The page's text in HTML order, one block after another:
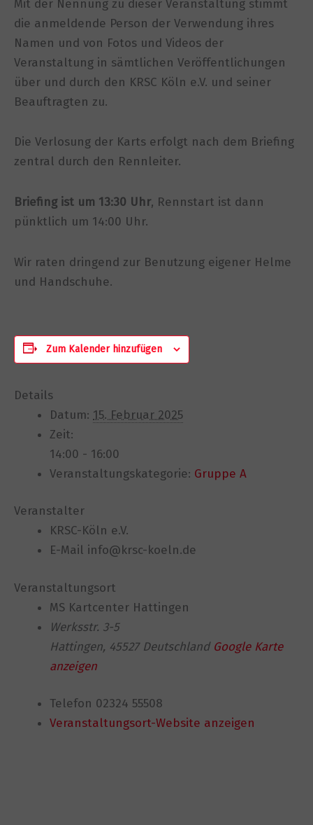
Mit der Nennung zu dieser Veranstaltung stimmt
die anmeldende Person der Verwendung ihres
Namen und von Fotos und Videos der
Veranstaltung in sämtlichen Veröffentlichungen
über und durch den KRSC Köln e.V. und seiner
Beauftragten zu.
Die Verlosung der Karts erfolgt nach dem Briefing
zentral durch den Rennleiter.
Briefing ist um 13:30 Uhr, Rennstart ist dann
pünktlich um 14:00 Uhr.
Wir raten dringend zur Benutzung eigener Helme
und Handschuhe.
Zum Kalender hinzufügen
Details
Datum: 15. Februar 2025
Zeit:
14:00 - 16:00
Veranstaltungskategorie: Gruppe A
Veranstalter
KRSC-Köln e.V.
E-Mail info@krsc-koeln.de
Veranstaltungsort
MS Kartcenter Hattingen
Werksstr. 3-5
Hattingen, 45527 Deutschland Google Karte
anzeigen
Telefon 02324 55508
Veranstaltungsort-Website anzeigen